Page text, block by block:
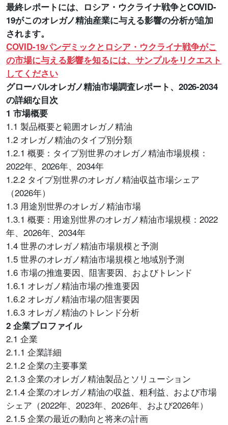
最終レポートには、ロシア・ウクライナ戦争とCOVID-
19がこのオレガノ精油産業に与える影響の分析が追加
されます。
COVID-19パンデミックとロシア・ウクライナ戦争がこ
の市場に与える影響を知るには、サンプルをリクエスト
してください
グローバルオレガノ精油市場調査レポート、2026-2034
の詳細な目次
1 市場概要
1.1 製品概要と範囲オレガノ精油
1.2 オレガノ精油のタイプ別分類
1.2.1 概要：タイプ別世界のオレガノ精油市場規模：
2022年、2026年、2034年
1.2.2 タイプ別世界のオレガノ精油収益市場シェア
（2026年）
1.3 用途別世界のオレガノ精油市場
1.3.1 概要：用途別世界のオレガノ精油市場規模：2022
年、2026年、2034年
1.4 世界のオレガノ精油市場規模と予測
1.5 世界のオレガノ精油市場規模と地域別予測
1.6 市場の推進要因、阻害要因、およびトレンド
1.6.1 オレガノ精油市場の推進要因
1.6.2 オレガノ精油市場の阻害要因
1.6.3 オレガノ精油のトレンド分析
2 企業プロファイル
2.1 企業
2.1.1 企業詳細
2.1.2 企業の主要事業
2.1.3 企業のオレガノ精油製品とソリューション
2.1.4 企業のオレガノ精油の収益、粗利益、および市場
シェア（2022年、2023年、2026年、および2026年）
2.1.5 企業の最近の動向と将来の計画